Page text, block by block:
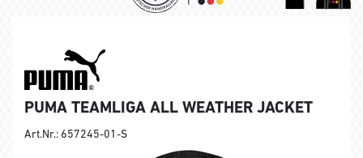
PUMA TEAMLIGA ALL WEATHER JACKET
Art.Nr.: 657245-01-S